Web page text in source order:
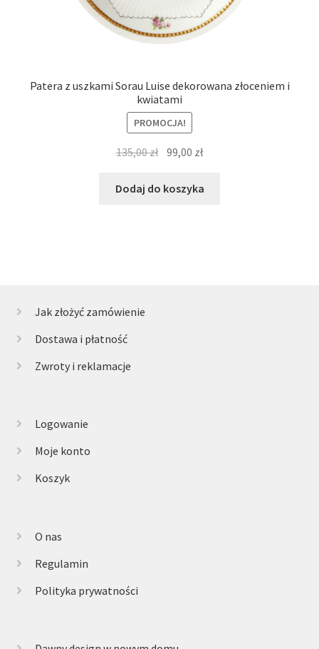
Patera z uszkami Sorau Luise dekorowana złoceniem i
kwiatami
PROMOCJA!
135,00zł Pierwotna
wynosiła:
99,00 złAktualna
wynosi:
Dodaj do koszyka
Jak złożyć zamówienie
Dostawa i płatność
Zwroty i reklamacje
Logowanie
Moje konto
Koszyk
O nas
Regulamin
Polityka prywatności